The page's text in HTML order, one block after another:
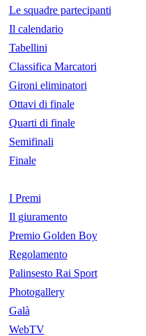
Le squadre partecipanti
Il calendario
Tabellini
Classifica Marcatori
Gironi eliminatori
Ottavi di finale
Quarti di finale
Semifinali
Finale
I Premi
Il giuramento
Premio Golden Boy
Regolamento
Palinsesto Rai Sport
Photogallery
Galà
WebTV